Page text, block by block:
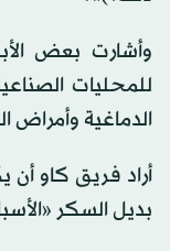
وأشارت بعض
للمحليات
الدماغية وأمراض
أراد فريق كاو
بديل السكر